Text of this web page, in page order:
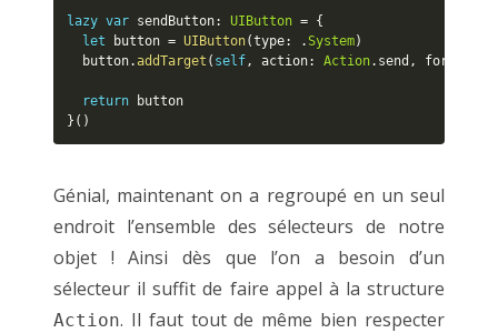
lazy var sendButton: UIButton = {
let button = UIButton(type: .System)
  button
.addTarget ( self , action: Action. send ,
return
} ( )
Génial, maintenant on a regroupé en un seul
endroit l’ensemble des sélecteurs de notre
objet ! Ainsi dès que l’on a besoin d’un
sélecteur il suffit de faire appel à la structure
Action. Il faut tout de même bien respecter